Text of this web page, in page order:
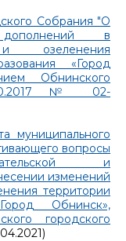
Собрания "О
в
озеленения
«Город
Обнинского
№ 02-
муниципального
вопросы
и
изменений
территории
Обнинск»,
городского